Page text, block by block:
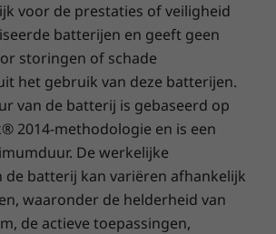
suite van ThinkShield-
biedt volledige
je systeem. De aparte
Platform Module (dTPM)
en met de optionele
kun je snel en veilig
fysieke ThinkShutter-
geeft je in een oogwenk privacy.
Memory Guard biedt
voor de prestaties of veiligheid
batterijen en geeft geen
storingen of schade
het gebruik van deze batterijen.
van de batterij is gebaseerd op
2014-methodologie en is een
De werkelijke
de batterij kan variëren afhankelijk
waaronder de helderheid van
de actieve toepassingen,